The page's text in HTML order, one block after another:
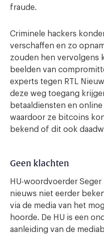
fraude.
Criminele hackers
verschaffen en zo
zouden hen vervolgens
beelden van
experts tegen RTL
deze weg toegang
betaaldiensten en
waardoor ze bitcoins
bekend of dit ook
Geen klachten
HU-woordvoerder
nieuws niet eerder
via de media van het
hoorde. De HU is een
aanleiding van de